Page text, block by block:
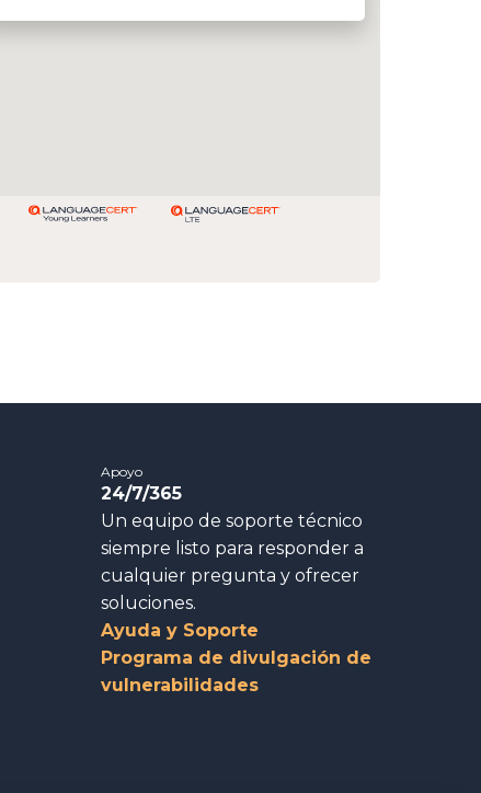
Apoyo
24/7/365
Un equipo de soporte técnico
siempre listo para responder a
cualquier pregunta y ofrecer
soluciones.
Ayuda y Soporte
Programa de divulgación de
vulnerabilidades